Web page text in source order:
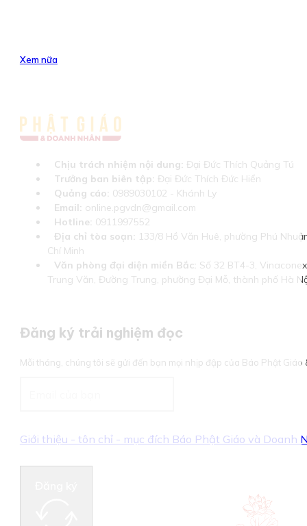
Xem nữa
Chịu trách nhiệm nội dung: Đại Đức Thích Quảng Tú
Trưởng ban biên tập: Đại Đức Thích Đức Hiển
Quảng cáo: 0989030102 - Khánh Ly
Email: online.pgvdn@gmail.com
Hotline: 0911997552
Địa chỉ tòa soạn: 133/8 Hồ Văn Huê, phường Phú
Chí Minh
Văn phòng đại diện miền Bắc: Số 32 BT4-3,
Trung Văn, Đường Trung, phường Đại Mỗ, thành phố Hà
Đăng ký trải nghiệm đọc
Mỗi tháng, chúng tôi sẽ gửi đến bạn mọi nhịp đập của Báo Phật Giáo
Giới thiệu - tôn chỉ - mục đích Báo Phật Giáo và Doanh